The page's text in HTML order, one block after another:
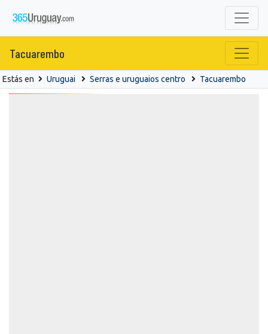
Tacuarembo
Estás en Uruguai Serras e uruguaios centro Tacuarembo